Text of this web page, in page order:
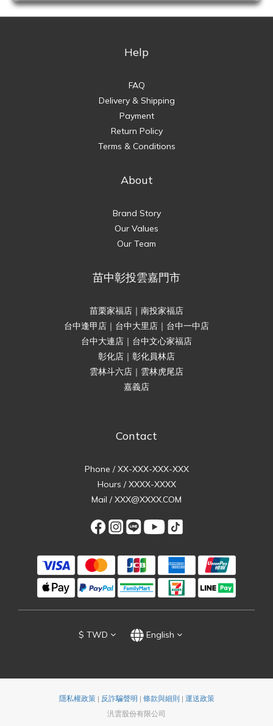
Help
FAQ
Delivery & Shipping
Payment
Return Policy
Terms & Conditions
About
Brand Story
Our Values
Our Team
苗中彰投雲嘉門市
苗栗家福店｜南投家福店
台中逢甲店｜台中大里店｜台中一中店
台中大連店｜台中文心家福店
彰化店｜彰化員林店
雲林斗六店｜雲林虎尾店
嘉義店
Contact
Phone / XX-XXX-XXX-XXX
Hours / XXXX-XXXX
Mail / XXX@XXXX.COM
$ TWD English
隱私權政策| 反詐騙聲明 | 條款與細則 | 運送政策
汎雲股份有限公司